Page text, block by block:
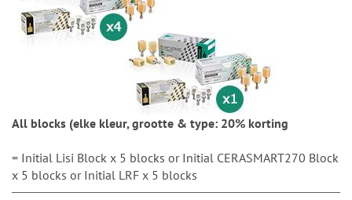
All blocks (elke kleur, grootte & type: 20% korting
= Initial Lisi Block x 5 blocks or Initial CERASMART270 Block
x 5 blocks or Initial LRF x 5 blocks